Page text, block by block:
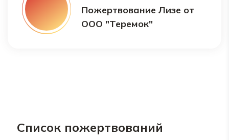
Пожертвование Лизе от
ООО "Теремок"
Список пожертвований